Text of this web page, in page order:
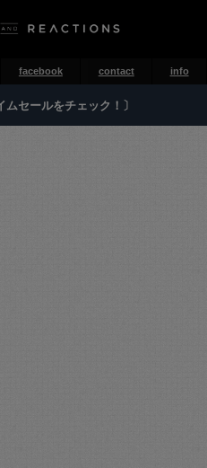
facebook contact info
ムセールをチェック！〕